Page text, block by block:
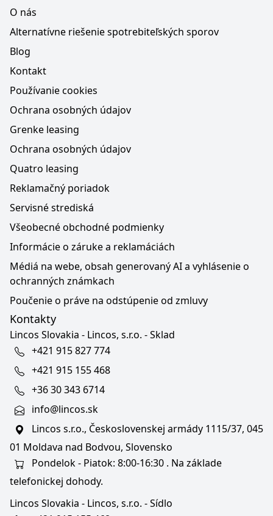
O nás
Alternatívne riešenie spotrebiteľských sporov
Blog
Kontakt
Používanie cookies
Ochrana osobných údajov
Grenke leasing
Ochrana osobných údajov
Quatro leasing
Reklamačný poriadok
Servisné strediská
Všeobecné obchodné podmienky
Informácie o záruke a reklamáciách
Médiá na webe, obsah generovaný AI a vyhlásenie o
ochranných známkach
Poučenie o práve na odstúpenie od zmluvy
Kontakty
Lincos Slovakia - Lincos, s.r.o. - Sklad
+421 915 827 774
+421 915 155 468
+36 30 343 6714
info@lincos.sk
Lincos s.r.o., Československej armády 1115/37, 045
01 Moldava nad Bodvou, Slovensko
Pondelok - Piatok: 8:00-16:30 . Na základe
telefonickej dohody.
Lincos Slovakia - Lincos, s.r.o. - Sídlo